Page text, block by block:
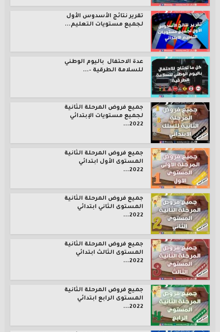
تقرير نتائج الأسدوس الأول
لجميع مستويات التعليم...
عدة الاحتفال باليوم الوطني
للسلامة الطرقية –...
جميع فروض المرحلة الثانية
لجميع مستويات الإبتدائي
2022...
جميع فروض المرحلة الثانية
المستوى الأول ابتدائي
2022...
جميع فروض المرحلة الثانية
المستوى الثاني ابتدائي
2022...
جميع فروض المرحلة الثانية
المستوى الثالث ابتدائي
2022...
جميع فروض المرحلة الثانية
المستوى الرابع ابتدائي
2022...